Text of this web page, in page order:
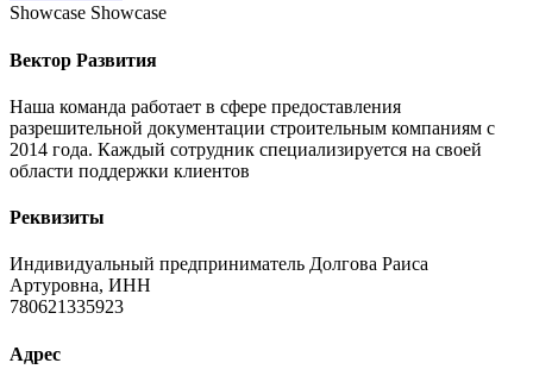
Showcase Showcase
Вектор Развития
Наша команда работает в сфере предоставления
разрешительной документации строительным компаниям с
2014 года. Каждый сотрудник специализируется на своей
области поддержки клиентов
Реквизиты
Индивидуальный предприниматель Долгова Раиса
Артуровна, ИНН
780621335923
Адрес